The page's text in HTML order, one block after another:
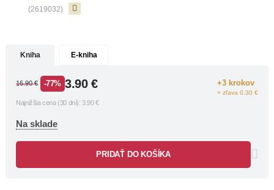
(2619032)
Kniha E-kniha
+3 krokov
= zľava 0.30 €
16.90€ -77% 3.90 €
Najnižšia cena (30 dní):3.90 €
Na sklade
PRIDAŤ DO KOŠÍKA